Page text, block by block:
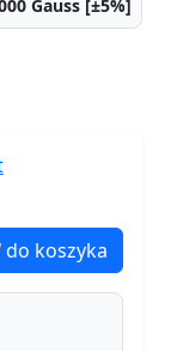
Gauss [±5%]
do koszyka